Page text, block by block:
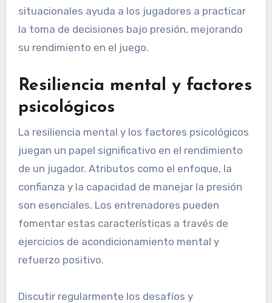
situacionales ayuda a los jugadores a practicar
la toma de decisiones bajo presión, mejorando
su rendimiento en el juego.
Resiliencia mental y factores
psicológicos
La resiliencia mental y los factores psicológicos
juegan un papel significativo en el rendimiento
de un jugador. Atributos como el enfoque, la
confianza y la capacidad de manejar la presión
son esenciales. Los entrenadores pueden
fomentar estas características a través de
ejercicios de acondicionamiento mental y
refuerzo positivo.
Discutir regularmente los desafíos y